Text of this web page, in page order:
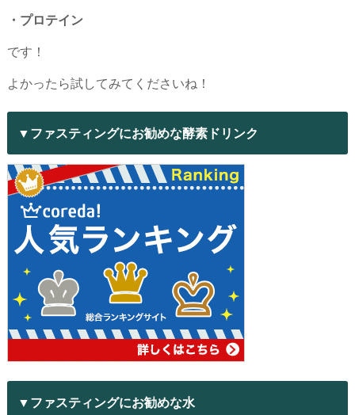
・プロテイン
です！
よかったら試してみてくださいね！
▼ファスティングにお勧めな酵素ドリンク
▼ファスティングにお勧めな水